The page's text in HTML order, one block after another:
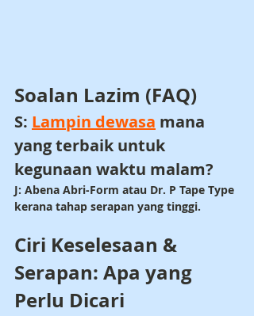
Soalan Lazim (FAQ)
S: Lampin dewasa mana
yang terbaik untuk
kegunaan waktu malam?
J: Abena Abri-Form atau Dr. P Tape Type
kerana tahap serapan yang tinggi.
Ciri Keselesaan &
Serapan: Apa yang
Perlu Dicari